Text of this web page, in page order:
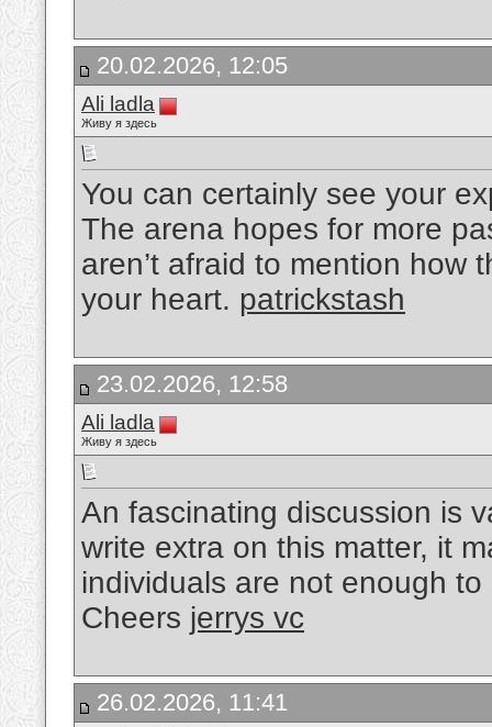
20.02.2026, 12:05
Ali ladla
Живу я здесь
You can certainly see your
The arena hopes for more
aren’t afraid to mention how
your heart. patrickstash
23.02.2026, 12:58
Ali ladla
Живу я здесь
An fascinating discussion is
write extra on this matter, it
individuals are not enough
Cheers jerrys vc
26.02.2026, 11:41